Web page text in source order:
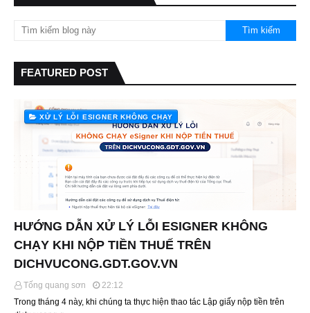
FEATURED POST
XỬ LÝ LỖI ESIGNER KHÔNG CHẠY
HƯỚNG DẪN XỬ LÝ LỖI ESIGNER KHÔNG
CHẠY KHI NỘP TIỀN THUẾ TRÊN
DICHVUCONG.GDT.GOV.VN
Tống quang sơn
22:12
Trong tháng 4 này, khi chúng ta thực hiện thao tác Lập giấy nộp tiền trên